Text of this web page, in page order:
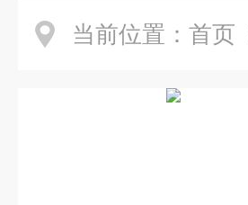
当前位置： 首页